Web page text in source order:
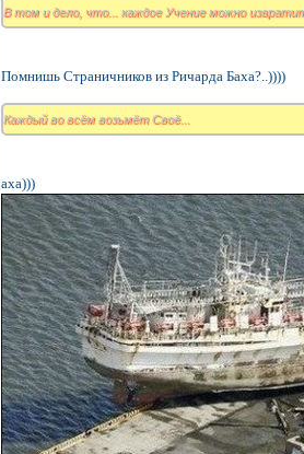
В том и дело, что... каждое Учение можно
Помнишь Страничников из Ричарда Баха?..))))
Каждый во всём возьмёт Своё...
аха)))